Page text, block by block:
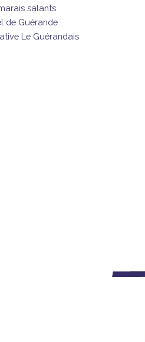
salants
de Guérande
Le Guérandais